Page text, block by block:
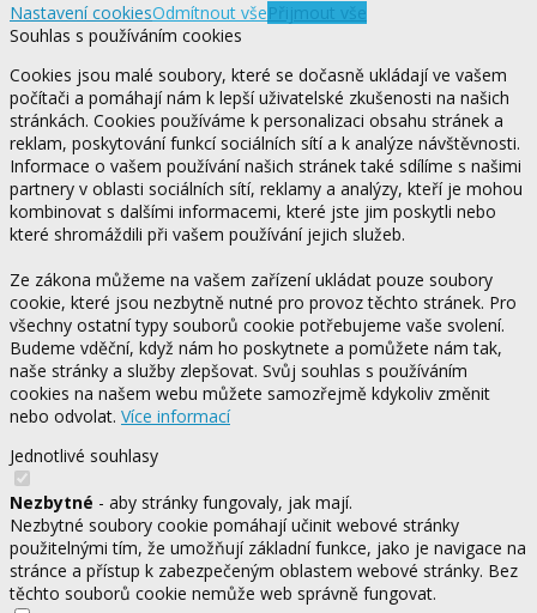
Nastavení cookiesOdmítnout všePřijmout vše
Souhlas s používáním cookies
Cookies jsou malé soubory, které se dočasně ukládají ve vašem
počítači a pomáhají nám k lepší uživatelské zkušenosti na našich
stránkách. Cookies používáme k personalizaci obsahu stránek a
reklam, poskytování funkcí sociálních sítí a k analýze návštěvnosti.
Informace o vašem používání našich stránek také sdílíme s našimi
partnery v oblasti sociálních sítí, reklamy a analýzy, kteří je mohou
kombinovat s dalšími informacemi, které jste jim poskytli nebo
které shromáždili při vašem používání jejich služeb.
Ze zákona můžeme na vašem zařízení ukládat pouze soubory
cookie, které jsou nezbytně nutné pro provoz těchto stránek. Pro
všechny ostatní typy souborů cookie potřebujeme vaše svolení.
Budeme vděční, když nám ho poskytnete a pomůžete nám tak,
naše stránky a služby zlepšovat. Svůj souhlas s používáním
cookies na našem webu můžete samozřejmě kdykoliv změnit
nebo odvolat. Více informací
Jednotlivé souhlasy
Nezbytné - aby stránky fungovaly, jak mají.
Nezbytné soubory cookie pomáhají učinit webové stránky
použitelnými tím, že umožňují základní funkce, jako je navigace na
stránce a přístup k zabezpečeným oblastem webové stránky. Bez
těchto souborů cookie nemůže web správně fungovat.